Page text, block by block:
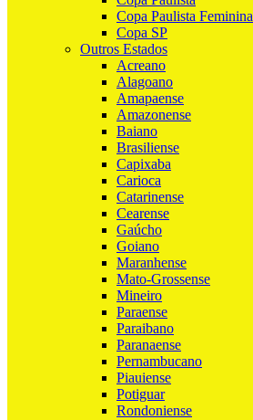
Copa Paulista Feminina
Copa SP
Outros Estados
Acreano
Alagoano
Amapaense
Amazonense
Baiano
Brasiliense
Capixaba
Carioca
Catarinense
Cearense
Gaúcho
Goiano
Maranhense
Mato-Grossense
Mineiro
Paraense
Paraibano
Paranaense
Pernambucano
Piauiense
Potiguar
Rondoniense